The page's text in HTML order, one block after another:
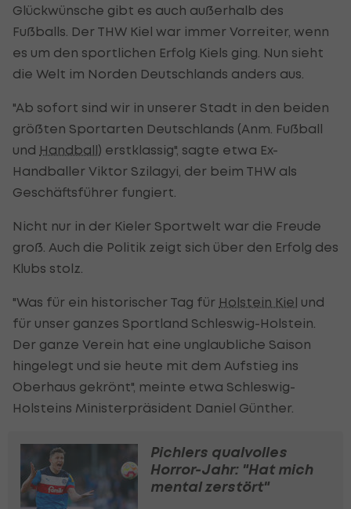
Glückwünsche gibt es auch außerhalb des
Fußballs. Der THW Kiel war immer Vorreiter, wenn
es um den sportlichen Erfolg Kiels ging. Nun sieht
die Welt im Norden Deutschlands anders aus.
"Ab sofort sind wir in unserer Stadt in den beiden
größten Sportarten Deutschlands (Anm. Fußball
und Handball) erstklassig", sagte etwa Ex-
Handballer Viktor Szilagyi, der beim THW als
Geschäftsführer fungiert.
Nicht nur in der Kieler Sportwelt war die Freude
groß. Auch die Politik zeigt sich über den Erfolg des
Klubs stolz.
"Was für ein historischer Tag für Holstein Kiel und
für unser ganzes Sportland Schleswig-Holstein.
Der ganze Verein hat eine unglaubliche Saison
hingelegt und sie heute mit dem Aufstieg ins
Oberhaus gekrönt", meinte etwa Schleswig-
Holsteins Ministerpräsident Daniel Günther.
Pichlers qualvolles
Horror-Jahr: "Hat mich
mental zerstört"